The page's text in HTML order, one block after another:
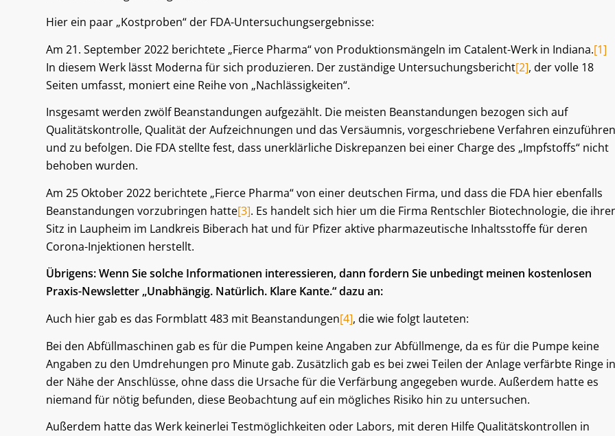
Hier ein paar „Kostproben“ der FDA-Untersuchungsergebnisse:
Am 21. September 2022 berichtete „Fierce Pharma“ von Produktionsmängeln im Catalent-Werk in Indiana.[1]
In diesem Werk lässt Moderna für sich produzieren. Der zuständige Untersuchungsbericht[2], der volle 18
Seiten umfasst, moniert eine Reihe von „Nachlässigkeiten“.
Insgesamt werden zwölf Beanstandungen aufgezählt. Die meisten Beanstandungen bezogen sich auf
Qualitätskontrolle, Qualität der Aufzeichnungen und das Versäumnis, vorgeschriebene Verfahren einzuführen
und zu befolgen. Die FDA stellte fest, dass unerklärliche Diskrepanzen bei einer Charge des „Impfstoffs“ nicht
behoben wurden.
Am 25 Oktober 2022 berichtete „Fierce Pharma“ von einer deutschen Firma, und dass die FDA hier ebenfalls
Beanstandungen vorzubringen hatte[3]. Es handelt sich hier um die Firma Rentschler Biotechnologie, die
Sitz in Laupheim im Landkreis Biberach hat und für Pfizer aktive pharmazeutische Inhaltsstoffe für deren
Corona-Injektionen herstellt.
Übrigens: Wenn Sie solche Informationen interessieren, dann fordern Sie unbedingt meinen kostenlosen
Praxis-Newsletter „Unabhängig. Natürlich. Klare Kante.“ dazu an:
Auch hier gab es das Formblatt 483 mit Beanstandungen[4], die wie folgt lauteten:
Bei den Abfüllmaschinen gab es für die Pumpen keine Angaben zur Abfüllmenge, da es für die Pumpe keine
Angaben zu den Umdrehungen pro Minute gab. Zusätzlich gab es bei zwei Teilen der Anlage verfärbte Ringe in
der Nähe der Anschlüsse, ohne dass die Ursache für die Verfärbung angegeben wurde. Außerdem hatte es
niemand für nötig befunden, diese Beobachtung auf ein mögliches Risiko hin zu untersuchen.
Außerdem hatte das Werk keinerlei Testmöglichkeiten oder Labors, mit deren Hilfe Qualitätskontrollen in